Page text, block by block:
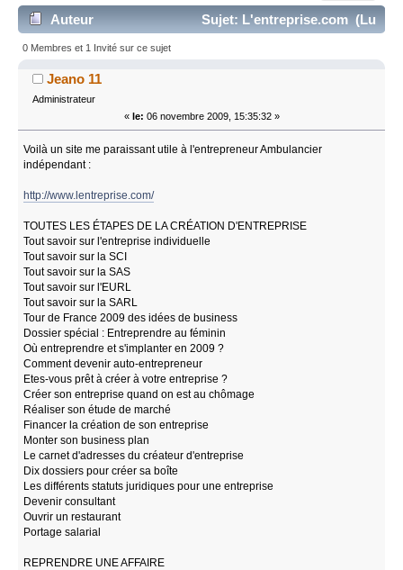
Auteur
Sujet: L'entreprise.com (Lu
17405 fois)
0 Membres et 1 Invité sur ce sujet
Jeano 11
Administrateur
« le: 06 novembre 2009, 15:35:32 »
Voilà un site me paraissant utile à l'entrepreneur Ambulancier
indépendant :
http://www.lentreprise.com/
TOUTES LES ÉTAPES DE LA CRÉATION D'ENTREPRISE
Tout savoir sur l'entreprise individuelle
Tout savoir sur la SCI
Tout savoir sur la SAS
Tout savoir sur l'EURL
Tout savoir sur la SARL
Tour de France 2009 des idées de business
Dossier spécial : Entreprendre au féminin
Où entreprendre et s'implanter en 2009 ?
Comment devenir auto-entrepreneur
Etes-vous prêt à créer à votre entreprise ?
Créer son entreprise quand on est au chômage
Réaliser son étude de marché
Financer la création de son entreprise
Monter son business plan
Le carnet d'adresses du créateur d'entreprise
Dix dossiers pour créer sa boîte
Les différents statuts juridiques pour une entreprise
Devenir consultant
Ouvrir un restaurant
Portage salarial
REPRENDRE UNE AFFAIRE